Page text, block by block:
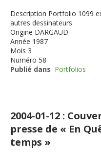
Description Portfolio 1099
autres dessinateurs
Origine DARGAUD
Année 1987
Mois 3
Numéro 58
Publié dans Portfolios
2004-01-12 :
presse de « En
temps »